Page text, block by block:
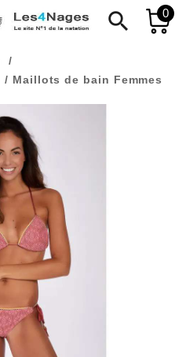
search 0
Maillots de bain Femmes